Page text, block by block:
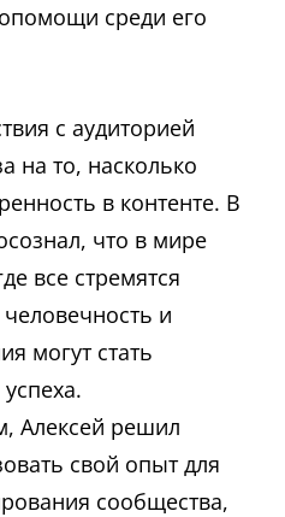
среди его
с аудиторией
на то, насколько
в контенте. В
что в мире
все стремятся
и
могут стать
Алексей решил
свой опыт для
сообщества,